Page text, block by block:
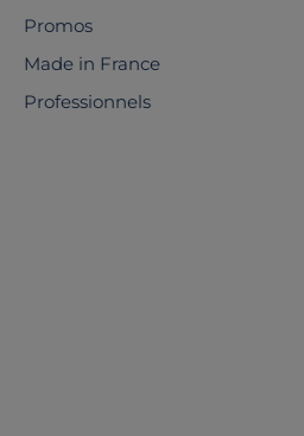
Promos
Made in France
Professionnels